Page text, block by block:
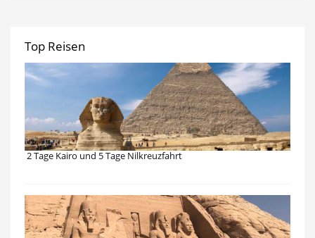
Top Reisen
2 Tage Kairo und 5 Tage Nilkreuzfahrt